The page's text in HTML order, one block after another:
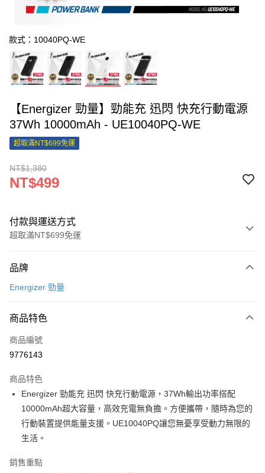
款式：10040PQ-WE
【Energizer 勁量】勁能充 迅閃 快充行動電源
37Wh 10000mAh - UE10040PQ-WE
超取滿NT$699免運
NT$1,380
NT$499
付款與運送方式
超取滿NT$699免運
信用卡一次付款
3 期 0 利率 每期
合作金庫商業銀行
上海商業儲蓄銀行
臺灣中小企業銀行
匯豐（台灣）商業銀行
華泰商業銀行
聯邦商業銀行
遠東國際商業銀行
元大商業銀行
永豐商業銀行
玉山商業銀行
台灣樂天信用卡公司
超商取貨付款
LINE Pay
Apple Pay
街口支付
悠遊付
全盈+PAY
品牌
Energizer 勁量
商品特色
商品編號
9776143
商品特色
Energizer 勁能充 迅閃 快充行動電源，37Wh輸出功率搭配
10000mAh超大容量，高效充電無負擔。方便攜帶，隨時為您的
行動裝置提供能量支援。UE10040PQ讓您無憂享受動力無限的
生活。
銷售重點